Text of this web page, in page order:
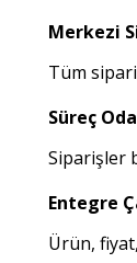
Merkezi
Tüm
Süreç
Siparişler
Entegre
Ürün,